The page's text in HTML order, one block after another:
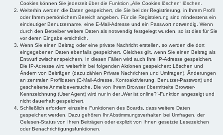
Cookies können Sie jederzeit über die Funktion „Alle Cookies löschen“ löschen.
Weiterhin werden die Daten gespeichert, die Sie bei der Registrierung, in Ihrem Profil
oder Ihrem persönlichem Bereich angeben. Für die Registrierung sind mindestens ein
eindeutiger Benutzername, eine E-Mail-Adresse und ein Passwort notwendig. Wenn
durch den Betreiber weitere Daten als notwendig festgelegt wurden, so ist dies für Sie
vor deren Eingabe ersichtlich.
Wenn Sie einen Beitrag oder eine private Nachricht erstellen, so werden die dort
eingegebenen Daten ebenfalls gespeichert. Gleiches gilt, wenn Sie einen Beitrag als
Entwurf zwischenspeichern. In diesen Fällen wird auch Ihre IP-Adresse gespeichert.
Die IP-Adresse wird weiterhin bei folgenden Aktionen gespeichert: Löschen und
Ändern von Beiträgen (dazu zählen Private Nachrichten und Umfragen), Änderungen
an zentralen Profildaten (E-Mail-Adresse, Kontoaktivierung, Benutzer-Passwort) und
gescheiterte Anmeldeversuche. Die von Ihrem Browser übermittelte Browser-
Kennzeichnung (User Agent) wird nur in der „Wer ist online?“-Funktion angezeigt und
nicht dauerhaft gespeichert.
Schließlich erfordern einzelne Funktionen des Boards, dass weitere Daten
gespeichert werden. Dazu gehören Ihr Abstimmungsverhalten bei Umfragen, der
Gelesen-Status von Ihren Beiträgen oder explizit von Ihnen gesetzte Lesezeichen
oder Benachrichtigungsfunktionen.